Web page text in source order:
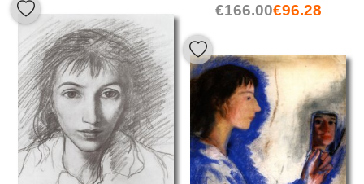
€166.00€96.28